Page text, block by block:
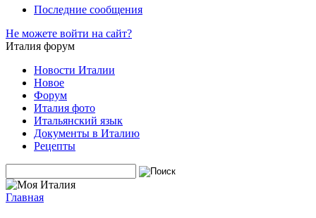
Последние сообщения
Не можете войти на сайт?
Италия форум
Новости Италии
Новое
Форум
Италия фото
Итальянский язык
Документы в Италию
Рецепты
Главная